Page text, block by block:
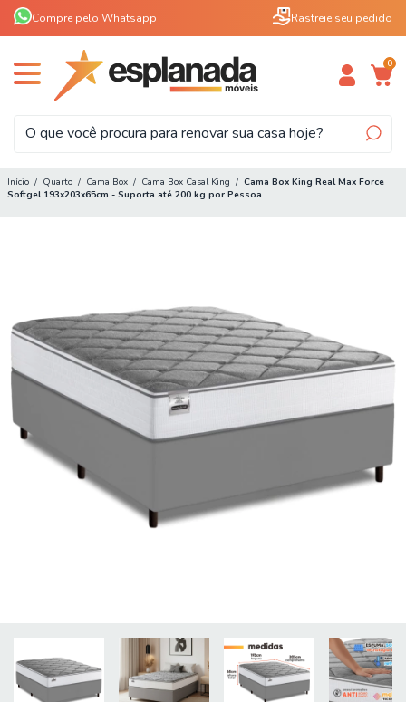
Compre pelo Whatsapp Rastreie seu pedido
0
Início / Quarto / Cama Box / Cama Box Casal King / Cama Box King Real Max Force
Softgel 193x203x65cm - Suporta até 200 kg por Pessoa